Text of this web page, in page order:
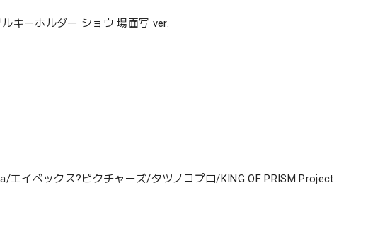
ルキーホルダー ショウ 場面写 ver.
エイベックス?ピクチャーズ/タツノコプロ/KING OF PRISM Project